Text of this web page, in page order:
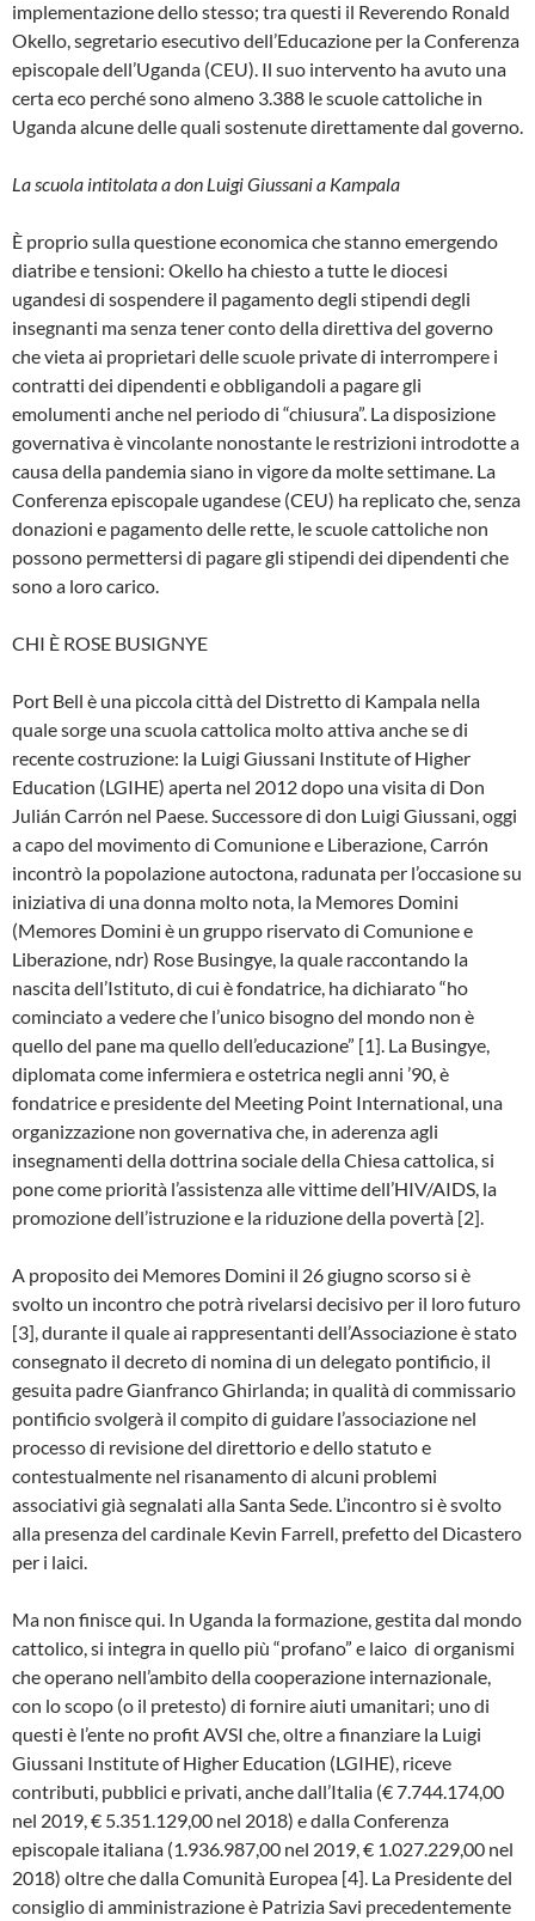
implementazione dello stesso; tra questi il Reverendo Ronald
Okello, segretario esecutivo dell’Educazione per la Conferenza
episcopale dell’Uganda (CEU). Il suo intervento ha avuto una
certa eco perché sono almeno 3.388 le scuole cattoliche in
Uganda alcune delle quali sostenute direttamente dal governo.
La scuola intitolata a don Luigi Giussani a Kampala
È proprio sulla questione economica che stanno emergendo
diatribe e tensioni: Okello ha chiesto a tutte le diocesi
ugandesi di sospendere il pagamento degli stipendi degli
insegnanti ma senza tener conto della direttiva del governo
che vieta ai proprietari delle scuole private di interrompere i
contratti dei dipendenti e obbligandoli a pagare gli
emolumenti anche nel periodo di “chiusura”. La disposizione
governativa è vincolante nonostante le restrizioni introdotte a
causa della pandemia siano in vigore da molte settimane. La
Conferenza episcopale ugandese (CEU) ha replicato che, senza
donazioni e pagamento delle rette, le scuole cattoliche non
possono permettersi di pagare gli stipendi dei dipendenti che
sono a loro carico.
CHI È ROSE BUSIGNYE
Port Bell è una piccola città del Distretto di Kampala nella
quale sorge una scuola cattolica molto attiva anche se di
recente costruzione: la Luigi Giussani Institute of Higher
Education (LGIHE) aperta nel 2012 dopo una visita di Don
Julián Carrón nel Paese. Successore di don Luigi Giussani, oggi
a capo del movimento di Comunione e Liberazione, Carrón
incontrò la popolazione autoctona, radunata per l’occasione su
iniziativa di una donna molto nota, la Memores Domini
(Memores Domini è un gruppo riservato di Comunione e
Liberazione, ndr) Rose Busingye, la quale raccontando la
nascita dell’Istituto, di cui è fondatrice, ha dichiarato “ho
cominciato a vedere che l’unico bisogno del mondo non è
quello del pane ma quello dell’educazione” [1]. La Busingye,
diplomata come infermiera e ostetrica negli anni ’90, è
fondatrice e presidente del Meeting Point International, una
organizzazione non governativa che, in aderenza agli
insegnamenti della dottrina sociale della Chiesa cattolica, si
pone come priorità l’assistenza alle vittime dell’HIV/AIDS, la
promozione dell’istruzione e la riduzione della povertà [2].
A proposito dei Memores Domini il 26 giugno scorso si è
svolto un incontro che potrà rivelarsi decisivo per il loro futuro
[3], durante il quale ai rappresentanti dell’Associazione è stato
consegnato il decreto di nomina di un delegato pontificio, il
gesuita padre Gianfranco Ghirlanda; in qualità di commissario
pontificio svolgerà il compito di guidare l’associazione nel
processo di revisione del direttorio e dello statuto e
contestualmente nel risanamento di alcuni problemi
associativi già segnalati alla Santa Sede. L’incontro si è svolto
alla presenza del cardinale Kevin Farrell, prefetto del Dicastero
per i laici.
Ma non finisce qui. In Uganda la formazione, gestita dal mondo
cattolico, si integra in quello più “profano” e laico di organismi
che operano nell’ambito della cooperazione internazionale,
con lo scopo (o il pretesto) di fornire aiuti umanitari; uno di
questi è l’ente no profit AVSI che, oltre a finanziare la Luigi
Giussani Institute of Higher Education (LGIHE), riceve
contributi, pubblici e privati, anche dall’Italia (€ 7.744.174,00
nel 2019, € 5.351.129,00 nel 2018) e dalla Conferenza
episcopale italiana (1.936.987,00 nel 2019, € 1.027.229,00 nel
2018) oltre che dalla Comunità Europea [4]. La Presidente del
consiglio di amministrazione è Patrizia Savi precedentemente